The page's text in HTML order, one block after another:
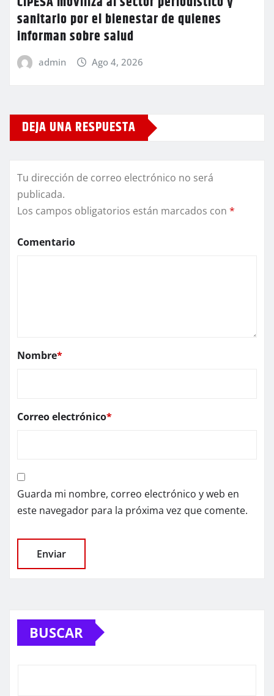
sanitario por el bienestar de quienes
informan sobre salud
admin Ago 4, 2026
DEJA UNA RESPUESTA
Tu dirección de correo electrónico no será
publicada.
Los campos obligatorios están marcados con *
Comentario
Nombre*
Correo electrónico*
Guarda mi nombre, correo electrónico y web en
este navegador para la próxima vez que comente.
BUSCAR